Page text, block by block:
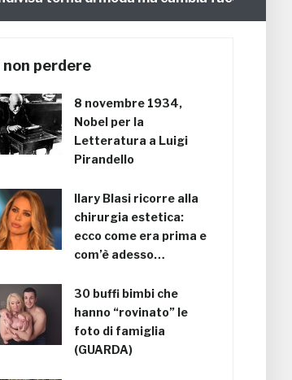
non perdere
8 novembre 1934,
Nobel per la
Letteratura a Luigi
Pirandello
Ilary Blasi ricorre alla
chirurgia estetica:
ecco come era prima e
com’è adesso…
30 buffi bimbi che
hanno “rovinato” le
foto di famiglia
(GUARDA)